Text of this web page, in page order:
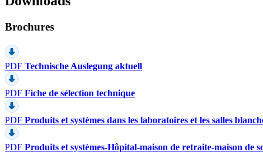
Brochures
PDF Technische Auslegung aktuell
PDF Fiche de sélection technique
PDF Produits et systèmes dans les laboratoires et les salles
PDF Produits et systèmes-Hôpital-maison de retraite-maison de